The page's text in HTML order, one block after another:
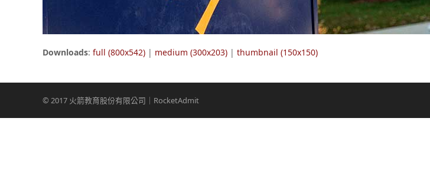
Downloads: full (800x542) | medium (300x203) | thumbnail (150x150)
© 2017 火箭教育股份有限公司｜RocketAdmit